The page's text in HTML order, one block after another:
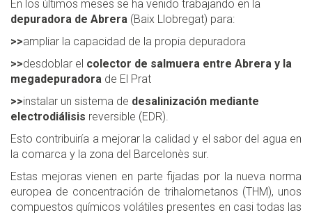
En los últimos meses se ha venido trabajando en la
depuradora de Abrera (Baix Llobregat) para:
>>ampliar la capacidad de la propia depuradora
>>desdoblar el colector de salmuera entre Abrera y la
megadepuradora de El Prat
>>instalar un sistema de desalinización mediante
electrodiálisis reversible (EDR).
Esto contribuiría a mejorar la calidad y el sabor del agua en
la comarca y la zona del Barcelonès sur.
Estas mejoras vienen en parte fijadas por la nueva norma
europea de concentración de trihalometanos (THM), unos
compuestos químicos volátiles presentes en casi todas las